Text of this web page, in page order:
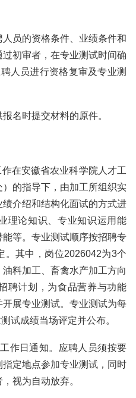
员的资格条件、业绩条件和
初审者，在专业测试时间确
人员进行资格复审及专业测
名时提交材料的原件。
在安徽省农业科学院人才工
的指导下，由加工所组织实
绩介绍和结构化面试的方式进
理论知识、专业知识运用能
等。专业测试顺序按招聘专
。其中，岗位2026042为3个
料加工、畜禽水产加工方向
聘计划，为食品营养与功能
展专业测试。专业测试为每
试成绩当场评定并公布。
作日通知。应聘人员须按要
定地点参加专业测试，同时
视为自动放弃。